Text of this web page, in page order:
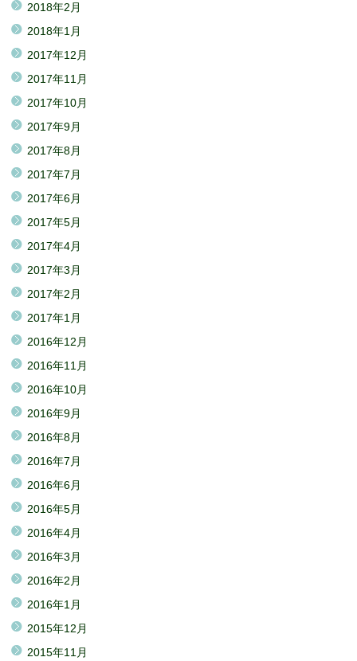
2018年2月
2018年1月
2017年12月
2017年11月
2017年10月
2017年9月
2017年8月
2017年7月
2017年6月
2017年5月
2017年4月
2017年3月
2017年2月
2017年1月
2016年12月
2016年11月
2016年10月
2016年9月
2016年8月
2016年7月
2016年6月
2016年5月
2016年4月
2016年3月
2016年2月
2016年1月
2015年12月
2015年11月